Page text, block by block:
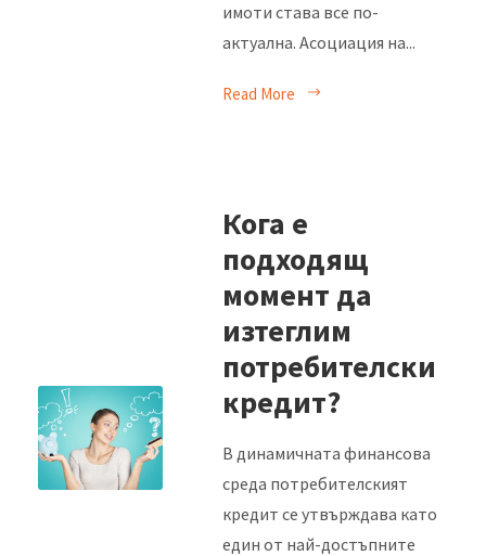
имоти става все по-
актуална. Асоциация на...
Read More
Кога е
подходящ
момент да
изтеглим
потребителски
кредит?
В динамичната финансова
среда потребителският
кредит се утвърждава като
един от най-достъпните